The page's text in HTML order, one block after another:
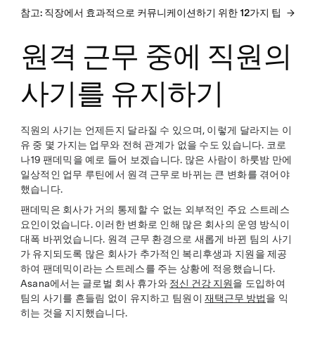
참고: 직장에서 효과적으로 커뮤니케이션하기 위한 12가지 팁
원격 근무 중에 직원의
사기를 유지하기
직원의 사기는 언제든지 달라질 수 있으며, 이렇게 달라지는 이
유 중 몇 가지는 업무와 전혀 관계가 없을 수도 있습니다. 코로
나19 팬데믹을 예로 들어 보겠습니다. 많은 사람이 하룻밤 만에
일상적인 업무 루틴에서 원격 근무로 바뀌는 큰 변화를 겪어야
했습니다.
팬데믹은 회사가 거의 통제할 수 없는 외부적인 주요 스트레스
요인이었습니다. 이러한 변화로 인해 많은 회사의 운영 방식이
대폭 바뀌었습니다. 원격 근무 환경으로 새롭게 바뀐 팀의 사기
가 유지되도록 많은 회사가 추가적인 복리후생과 지원을 제공
하여 팬데믹이라는 스트레스를 주는 상황에 적응했습니다.
Asana에서는 글로벌 회사 휴가와 정신 건강 지원을 도입하여
팀의 사기를 흔들림 없이 유지하고 팀원이재택근무 방법을 익
히는 것을 지지했습니다.